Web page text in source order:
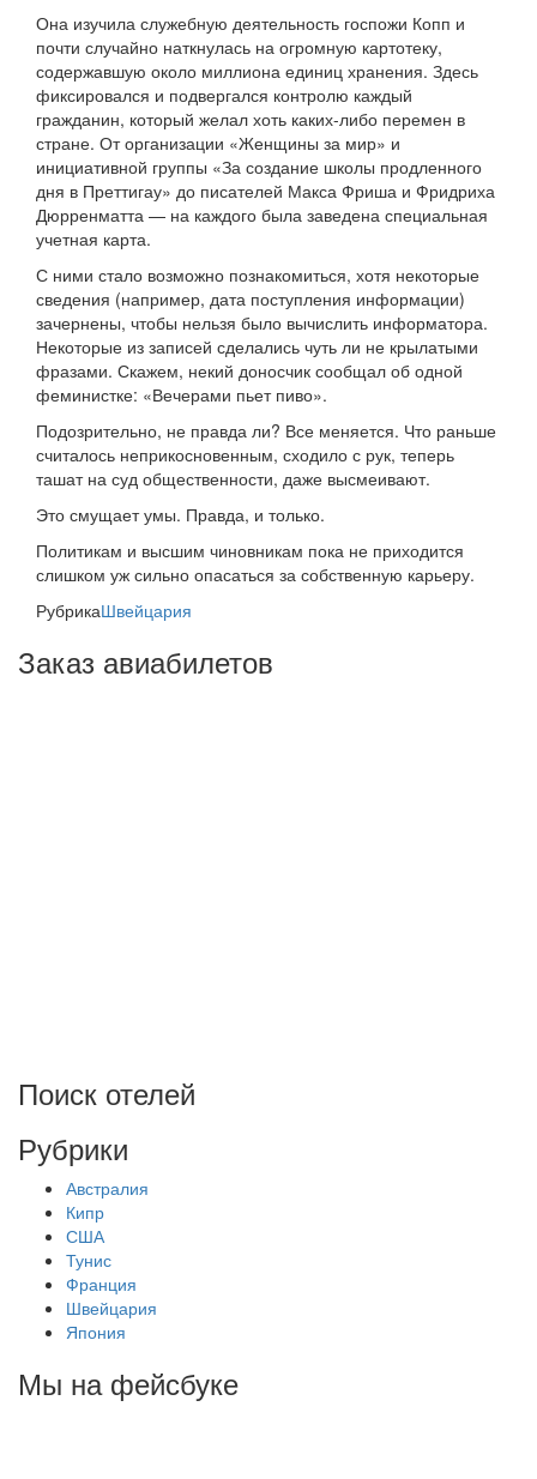
Она изучила служебную деятельность госпожи Копп и
почти случайно наткнулась на огромную картотеку,
содержавшую около миллиона единиц хранения. Здесь
фиксировался и подвергался контролю каждый
гражданин, который желал хоть каких-либо перемен в
стране. От организации «Женщины за мир» и
инициативной группы «За создание школы продленного
дня в Преттигау» до писателей Макса Фриша и Фридриха
Дюрренматта — на каждого была заведена специальная
учетная карта.
С ними стало возможно познакомиться, хотя некоторые
сведения (например, дата поступления информации)
зачернены, чтобы нельзя было вычислить информатора.
Некоторые из записей сделались чуть ли не крылатыми
фразами. Скажем, некий доносчик сообщал об одной
феминистке: «Вечерами пьет пиво».
Подозрительно, не правда ли? Все меняется. Что раньше
считалось неприкосновенным, сходило с рук, теперь
ташат на суд общественности, даже высмеивают.
Это смущает умы. Правда, и только.
Политикам и высшим чиновникам пока не приходится
слишком уж сильно опасаться за собственную карьеру.
РубрикаШвейцария
Заказ авиабилетов
Поиск отелей
Рубрики
Австралия
Кипр
США
Тунис
Франция
Швейцария
Япония
Мы на фейсбуке